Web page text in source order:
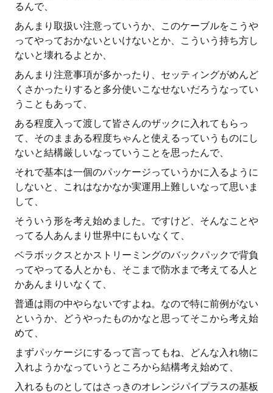
るんで、
あんまり取扱い注意っていうか、このケーブルをこうや
ってやっておかないといけないとか、こういう持ち方し
ないと壊れるよとか、
あんまり注意事項が多かったり、セッティングがめんど
くさかったりすると多分使いこなせないだろうなってい
うこともあって、
ある程度入って渡して皆さんのザックに入れてもらっ
て、そのままある程度ちゃんと使えるっていうものにし
ないと結構厳しいなっていうことを思ったんで、
それで基本は一個のパッケージっていうかに入るように
しないと、これはなかなか実運用上難しいなって思いま
して、
そういう形を考え始めました。ですけど、そんなことや
ってる人あんまり世界中にもいなくて、
ベラボックスとかストリーミングのバックパックで背負
ってやってる人とかも、そこまで防水まで考えてる人と
かあんまりいなくて、
普通は雨の中やらないですよね。なので特に前例がない
というか、どうやったものかなと思ってそこから考え始
めて、
まずパッケージにするって言ってもね、どんな入れ物に
入れようかなっていうところから結構考え始めて、
入れるものとしてはさっきのオレンジパイプラスの基板